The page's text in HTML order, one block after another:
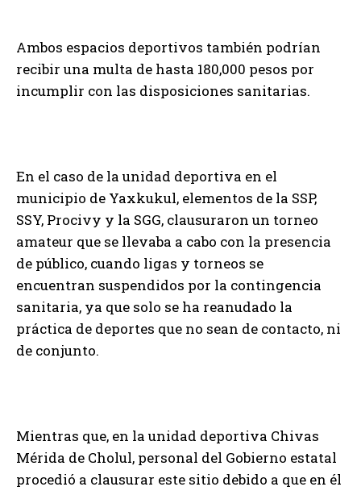
Ambos espacios deportivos también podrían
recibir una multa de hasta 180,000 pesos por
incumplir con las disposiciones sanitarias.
En el caso de la unidad deportiva en el
municipio de Yaxkukul, elementos de la SSP,
SSY, Procivy y la SGG, clausuraron un torneo
amateur que se llevaba a cabo con la presencia
de público, cuando ligas y torneos se
encuentran suspendidos por la contingencia
sanitaria, ya que solo se ha reanudado la
práctica de deportes que no sean de contacto, ni
de conjunto.
Mientras que, en la unidad deportiva Chivas
Mérida de Cholul, personal del Gobierno estatal
procedió a clausurar este sitio debido a que en él